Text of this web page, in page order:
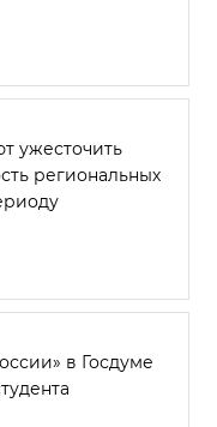
ужесточить
региональных
в Госдуме